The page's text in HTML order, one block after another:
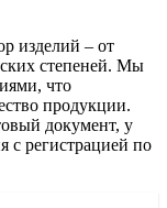
изделий – от
степеней. Мы
что
продукции.
документ, у
с регистрацией по